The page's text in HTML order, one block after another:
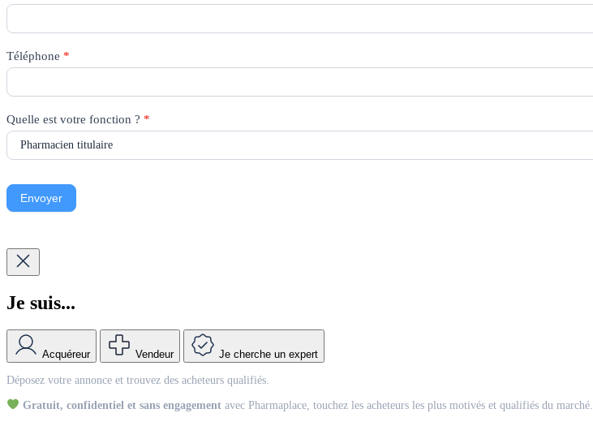
Téléphone *
Quelle est votre fonction ? *
Envoyer
Je suis...
Acquéreur Vendeur Je cherche un expert
Vendeur
Déposez votre annonce et trouvez des acheteurs qualifiés.
Gratuit, confidentiel et sans engagement avec Pharmaplace, touchez les acheteurs les plus motivés et qualifiés du marché.